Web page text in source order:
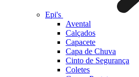
Epi's
Avental
Calçados
Capacete
Capa de Chuva
Cinto de Segurança
Coletes